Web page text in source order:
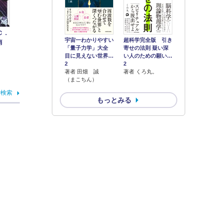
宇宙一わかりやすい
「量子力学」大全
目に見えない世界…
2
著者 田畑 誠
（まこちん）
超科学完全版 引き
寄せの法則 疑い深
い人のための願い…
2
著者 くろ丸。
もっとみる
索